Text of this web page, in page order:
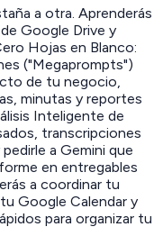
a otra. Aprenderás
Google Drive y
Hojas en Blanco:
("Megaprompts")
de tu negocio,
minutas y reportes
Inteligente de
transcripciones
a Gemini que
en entregables
a coordinar tu
Google Calendar y
para organizar tu